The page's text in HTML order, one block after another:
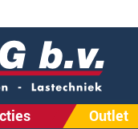
Outlet